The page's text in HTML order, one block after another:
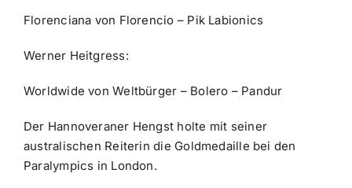
Florenciana von Florencio – Pik Labionics
Werner Heitgress:
Worldwide von Weltbürger – Bolero – Pandur
Der Hannoveraner Hengst holte mit seiner
australischen Reiterin die Goldmedaille bei den
Paralympics in London.